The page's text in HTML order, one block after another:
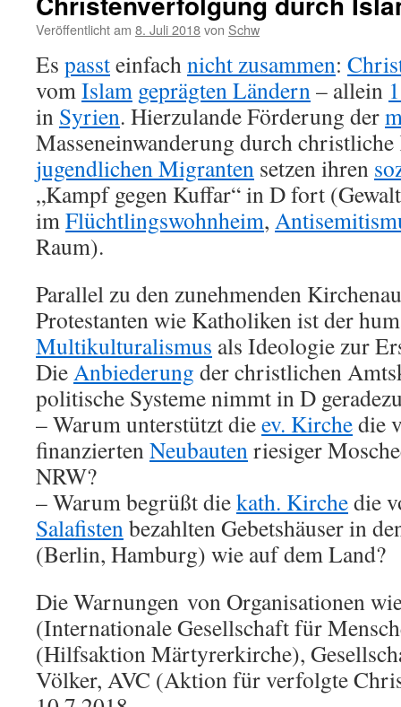
Veröffentlicht am 8. Juli 2018von Schw
Es passteinfachnicht zusammen:
vomIslam geprägten Ländern– allein
in Syrien. Hierzulande Förderung der
Masseneinwanderung durch
jugendlichen Migranten setzen ihren
„Kampf gegen Kuffar“ in D fort
imFlüchtlingswohnheim,
Raum).
Parallel zu den zunehmenden
Protestanten wie Katholiken ist der
Multikulturalismus als Ideologie zur
DieAnbiederung der christlichen
politische Systeme nimmt in D
– Warum unterstützt dieev. Kirchedie
finanziertenNeubautenriesiger
NRW?
– Warum begrüßt diekath. Kirchedie
Salafistenbezahlten Gebetshäuser in
(Berlin, Hamburg) wie auf dem Land?
Die Warnungen von Organisationen
(Internationale Gesellschaft für
(Hilfsaktion Märtyrerkirche),
Völker, AVC (Aktion für verfolgte